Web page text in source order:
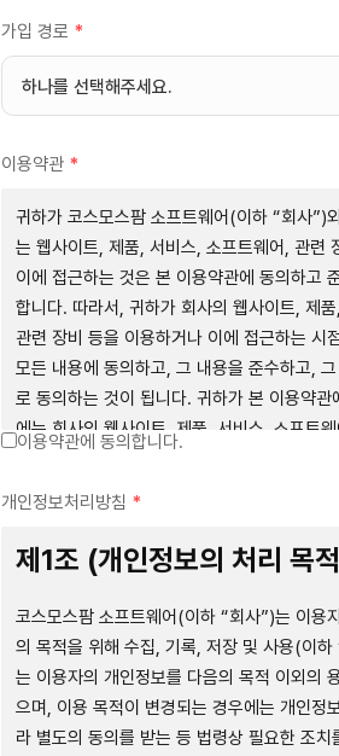
가입 경로 *
이용약관 *
귀하가 코스모스팜 소프트웨어(이하 “회사”)
는 웹사이트, 제품, 서비스, 소프트웨어, 관련
이에 접근하는 것은 본 이용약관에 동의하고
합니다. 따라서, 귀하가 회사의 웹사이트, 제
관련 장비 등을 이용하거나 이에 접근하는 시
모든 내용에 동의하고, 그 내용을 준수하고, 그
로 동의하는 것이 됩니다. 귀하가 본 이용약관
에는 회사의 웹사이트, 제품, 서비스, 소프트
서비스 사용 전에 본 이용약관의 내용을 주의
제1장 총칙
제1조 (목적)
이용약관에 동의합니다.
개인정보처리방침 *
제1조 (개인정보의 처리 목
코스모스팜 소프트웨어(이하 “회사”)는 이용
의 목적을 위해 수집, 기록, 저장 및 사용(이하
는 이용자의 개인정보를 다음의 목적 이외의
으며, 이용 목적이 변경되는 경우에는 개인정
라 별도의 동의를 받는 등 법령상 필요한 조치